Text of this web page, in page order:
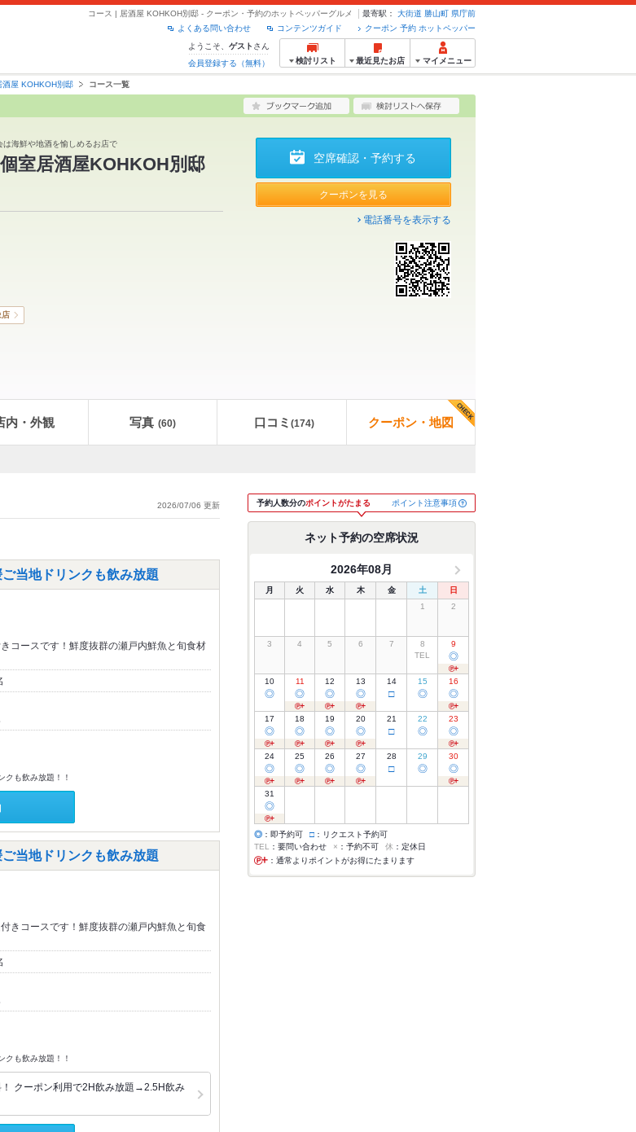
コース | 居酒屋 KOHKOH別邸 - クーポン・予約のホットペッパーグルメ 最寄駅： 大街道 勝山町 県庁前
クーポン 予約 ホットペッパー
コンテンツガイド
よくある問い合わせ
ようこそ、 ゲスト さん
会員登録する（無料）
検討リスト 最近見たお店 マイメニュー
酒屋 KOHKOH別邸 コース一覧
海鮮や地酒を愉しめるお店で
室居酒屋KOHKOH別邸 空席確認・予約する
クーポンを見る
電話番号を表示する
店
内・外観 写真 (60) 口コミ (174) クーポン・地図
2026/07/06 更新
当地ドリンクも飲み放題
コースです！鮮度抜群の瀬戸内鮮魚と旬食材
クも飲み放題！！
当地ドリンクも飲み放題
きコースです！鮮度抜群の瀬戸内鮮魚と旬食
クも飲み放題！！
！ クーポン利用で2H飲み放題→2.5H飲み
予約人数分のポイントがたまる ポイント注意事項
ネット予約の空席状況
2026年08月
月 火 水 木 金 土
日
1
2
3 4 5 6 7
8
TEL
9
◎
10
◎
11
◎
12
◎
13
◎
14
□
15
◎
16
◎
17
◎
18
◎
19
◎
20
◎
21
□
22
◎
23
◎
24
◎
25
◎
26
◎
27
◎
28
□
29
◎
30
◎
31
◎
◎ ：即予約可 □ ：リクエスト予約可
TEL
：要問い合わせ × ：予約不可 休 ：定休日
：通常よりポイントがお得にたまります